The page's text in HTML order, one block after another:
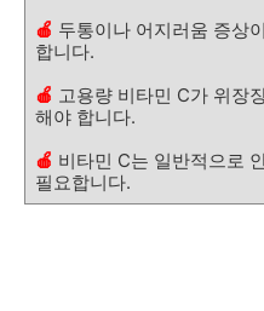
🍎 두통이나 어지러움 증상
합니다.
🍎 고용량 비타민 C가 위장
해야 합니다.
🍎 비타민 C는 일반적으로
필요합니다.